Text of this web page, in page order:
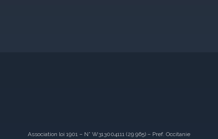
Association loi 1901 – N° W313004111 (29 965) – Pref. Occitanie